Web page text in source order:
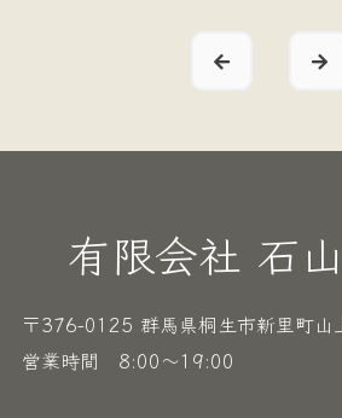
有限会社 石
〒376-0125 群馬県桐生市新里町
営業時間 8:00〜19:00